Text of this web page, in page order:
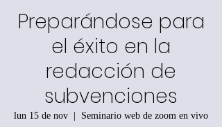
Preparándose para
el éxito en la
redacción de
subvenciones
lun 15 de nov
  |
Seminario web de zoom en vivo